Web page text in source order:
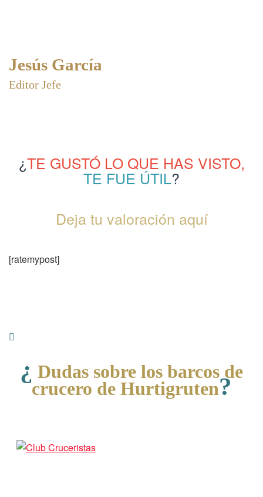
Jesús García
Editor Jefe
¿TE GUSTÓ LO QUE HAS VISTO,
TE FUE ÚTIL?
Deja tu valoración aquí
[ratemypost]
¿ Dudas sobre los barcos de
crucero de Hurtigruten?